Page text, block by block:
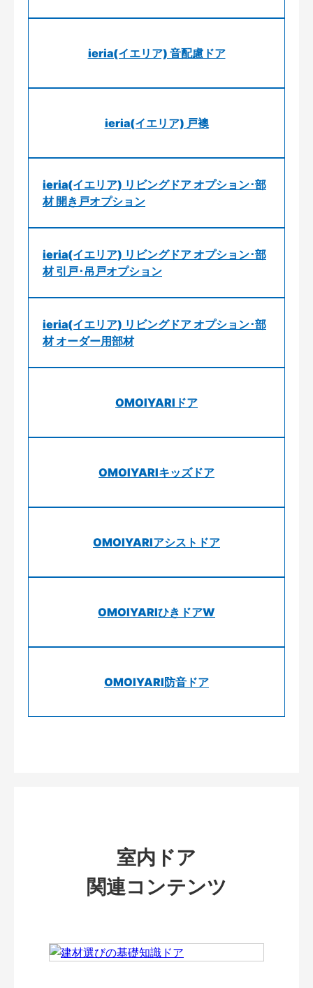
ieria(イエリア) 音配慮ドア
ieria(イエリア) 戸襖
ieria(イエリア) リビングドア オプション･部
材 開き戸オプション
ieria(イエリア) リビングドア オプション･部
材 引戸･吊戸オプション
ieria(イエリア) リビングドア オプション･部
材 オーダー用部材
OMOIYARIドア
OMOIYARIキッズドア
OMOIYARIアシストドア
OMOIYARIひきドアW
OMOIYARI防音ドア
室内ドア
関連コンテンツ